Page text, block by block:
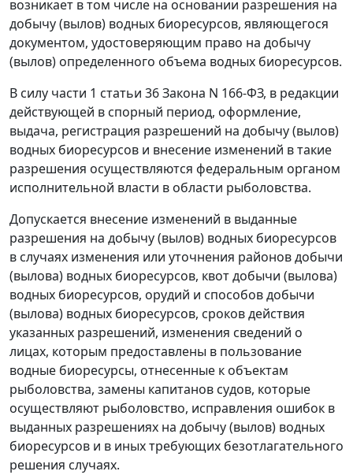
возникает в том числе на основании разрешения на
добычу (вылов) водных биоресурсов, являющегося
документом, удостоверяющим право на добычу
(вылов) определенного объема водных биоресурсов.
В силу части 1 статьи 36Закона N 166-ФЗ, в редакции
действующей в спорный период, оформление,
выдача, регистрация разрешений на добычу (вылов)
водных биоресурсов и внесение изменений в такие
разрешения осуществляются федеральным органом
исполнительной власти в области рыболовства.
Допускается внесение изменений в выданные
разрешения на добычу (вылов) водных биоресурсов
в случаях изменения или уточнения районов добычи
(вылова) водных биоресурсов, квот добычи (вылова)
водных биоресурсов, орудий и способов добычи
(вылова) водных биоресурсов, сроков действия
указанных разрешений, изменения сведений о
лицах, которым предоставлены в пользование
водные биоресурсы, отнесенные к объектам
рыболовства, замены капитанов судов, которые
осуществляют рыболовство, исправления ошибок в
выданных разрешениях на добычу (вылов) водных
биоресурсов и в иных требующих безотлагательного
решения случаях.